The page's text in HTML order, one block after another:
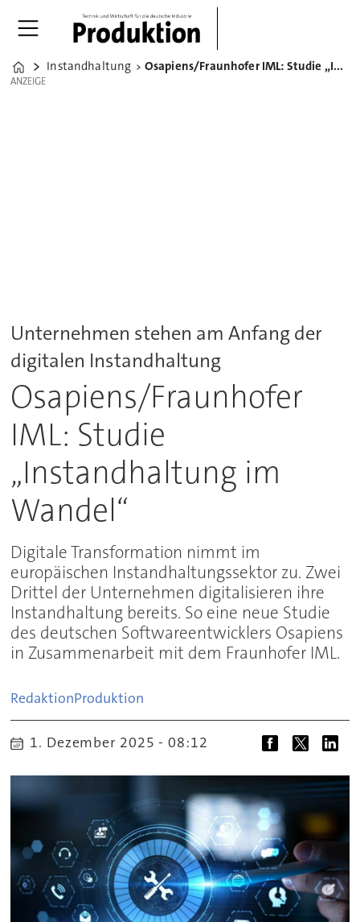
Home
Instandhaltung Osapiens/Fraunhofer IML: Studie „Instandhaltung im Wandel“
ANZEIGE
ANZEIGE
Unternehmen stehen am Anfang der
digitalen Instandhaltung
Osapiens/Fraunhofer
IML: Studie
„Instandhaltung im
Wandel“
Digitale Transformation nimmt im
europäischen Instandhaltungssektor zu. Zwei
Drittel der Unternehmen digitalisieren ihre
Instandhaltung bereits. So eine neue Studie
des deutschen Softwareentwicklers Osapiens
in Zusammenarbeit mit dem Fraunhofer IML.
RedaktionProduktion
1. Dezember 2025 - 08:12